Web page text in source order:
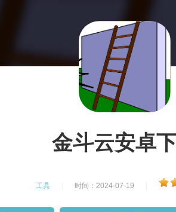
金斗云安卓
工具 时间：2024-07-19